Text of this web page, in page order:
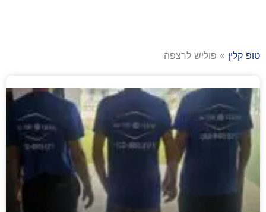
טופ קלין » פוליש לרצפה